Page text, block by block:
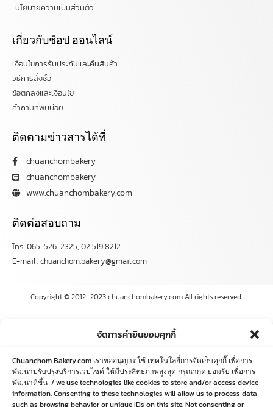
จัดการคำยินยอมคุกกี้
Chuanchom Bakery.com เราขออนุญาตใช้ เทคโนโลยี่การจัดเก็บคุกกี๊ เพื่อการ
พัฒนาปรับปรุงบริการเวปไซด์ ให้มีประสิทธฺภาพสูงสุด กรุณากด ยอมรับ เพื่อการ
พัฒนาดีขึ้น / we use technologies like cookies to store and/or access device
information. Consenting to these technologies will allow us to process data
such as browsing behavior or unique IDs on this site. Not consenting or
นโยบายความเป็นส่วนตัว
เกี่ยวกับช้อป ออนไลน์
เงื่อนไขการรับประกันและคืนสินค้า
วิธีการสั่งซื้อ
ข้อตกลงและเงื่อนไข
คำถามที่พบบ่อย
ติดตามข่าวสารได้ที่
chuanchombakery
chuanchombakery
www.chuanchombakery.com
ติดต่อสอบถาม
โทร. 065-526-2325, 02 519 8212
E-mail : chuanchom.bakery@gmail.com
Copyright © 2012–2023 chuanchombakery.com All rights reserved.